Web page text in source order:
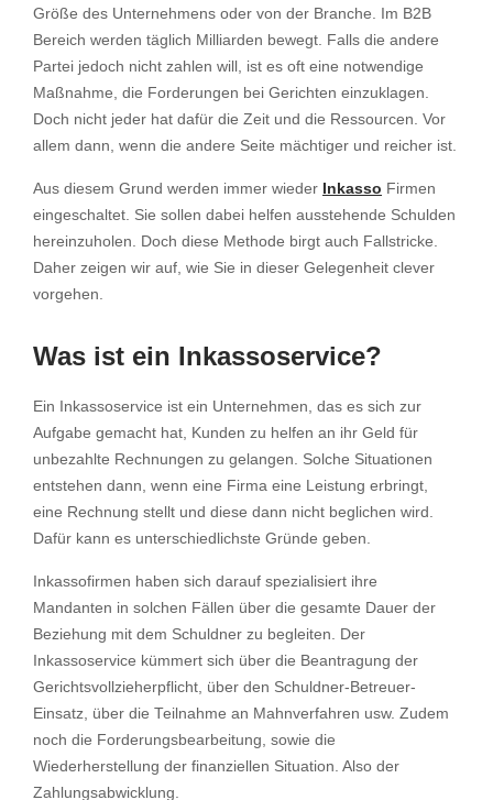
Größe des Unternehmens oder von der Branche. Im B2B
Bereich werden täglich Milliarden bewegt. Falls die andere
Partei jedoch nicht zahlen will, ist es oft eine notwendige
Maßnahme, die Forderungen bei Gerichten einzuklagen.
Doch nicht jeder hat dafür die Zeit und die Ressourcen. Vor
allem dann, wenn die andere Seite mächtiger und reicher ist.
Aus diesem Grund werden immer wieder Inkasso Firmen
eingeschaltet. Sie sollen dabei helfen ausstehende Schulden
hereinzuholen. Doch diese Methode birgt auch Fallstricke.
Daher zeigen wir auf, wie Sie in dieser Gelegenheit clever
vorgehen.
Was ist ein Inkassoservice?
Ein Inkassoservice ist ein Unternehmen, das es sich zur
Aufgabe gemacht hat, Kunden zu helfen an ihr Geld für
unbezahlte Rechnungen zu gelangen. Solche Situationen
entstehen dann, wenn eine Firma eine Leistung erbringt,
eine Rechnung stellt und diese dann nicht beglichen wird.
Dafür kann es unterschiedlichste Gründe geben.
Inkassofirmen haben sich darauf spezialisiert ihre
Mandanten in solchen Fällen über die gesamte Dauer der
Beziehung mit dem Schuldner zu begleiten. Der
Inkassoservice kümmert sich über die Beantragung der
Gerichtsvollzieherpflicht, über den Schuldner-Betreuer-
Einsatz, über die Teilnahme an Mahnverfahren usw. Zudem
noch die Forderungsbearbeitung, sowie die
Wiederherstellung der finanziellen Situation. Also der
Zahlungsabwicklung.